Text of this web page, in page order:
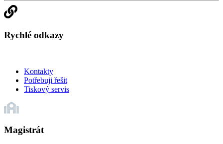
Rychlé odkazy
Kontakty
Potřebuji řešit
Tiskový servis
Magistrát